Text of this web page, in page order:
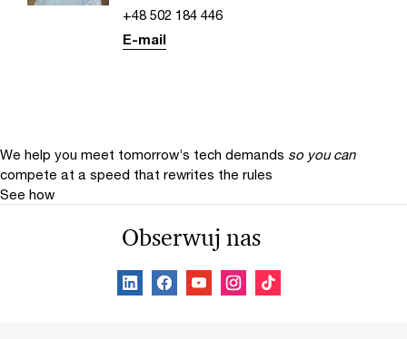
+48 502 184 446
E-mail
We help you meet tomorrow’s tech demands so you can
compete at a speed that rewrites the rules
See how
Obserwuj nas